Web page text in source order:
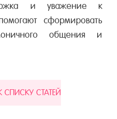
и уважение к
сформировать
общения и
СТАТЕЙ